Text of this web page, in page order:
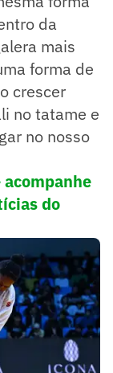
da
mais
forma de
crescer
no tatame e
no nosso
acompanhe
do